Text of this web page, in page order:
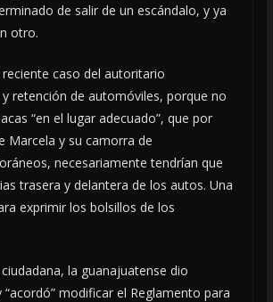
de salir de un escándalo, y ya
otro.
caso del autoritario
retención de automóviles, porque no
“en el lugar adecuado”, que por
Marcela y su camorra de
necesariamente tendrían que
trasera y delantera de los autos. Una
exprimir los bolsillos de los
la guanajuatense dio
modificar el Reglamento para